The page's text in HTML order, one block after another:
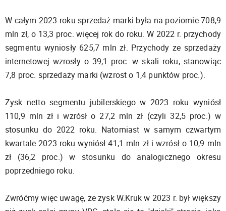
W całym 2023 roku sprzedaż marki była na poziomie 708,9
mln zł, o 13,3 proc. więcej rok do roku. W 2022 r. przychody
segmentu wyniosły 625,7 mln zł. Przychody ze sprzedaży
internetowej wzrosły o 39,1 proc. w skali roku, stanowiąc
7,8 proc. sprzedaży marki (wzrost o 1,4 punktów proc.).
Zysk netto segmentu jubilerskiego w 2023 roku wyniósł
110,9 mln zł i wzrósł o 27,2 mln zł (czyli 32,5 proc.) w
stosunku do 2022 roku. Natomiast w samym czwartym
kwartale 2023 roku wyniósł 41,1 mln zł i wzrósł o 10,9 mln
zł (36,2 proc.) w stosunku do analogicznego okresu
poprzedniego roku.
Zwróćmy więc uwagę, że zysk W.Kruk w 2023 r. był większy